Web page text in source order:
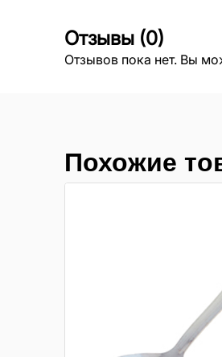
Отзывы (0)
Отзывов пока нет. Вы
Похожие